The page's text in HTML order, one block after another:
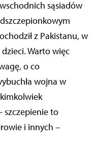
sąsiadów
z Pakistanu, w
Warto więc
o co
wojna w
szczepienie to
i innych –